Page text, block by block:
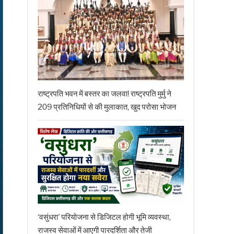
राष्ट्रपति भवन में बस्तर का जलवा! राष्ट्रपति मुर्मु ने
209 प्रतिनिधियों से की मुलाकात, खुद परोसा भोजन
‘वसुंधरा’ परियोजना से डिजिटल होगी भूमि व्यवस्था,
राजस्व सेवाओं में आएगी पारदर्शिता और तेजी